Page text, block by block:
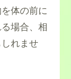
体の前に
場合、相
れませ